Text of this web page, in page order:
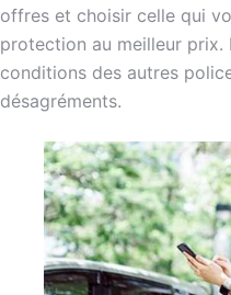
offres et choisir celle qui
protection au meilleur prix.
conditions des autres
désagréments.